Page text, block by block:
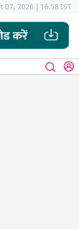
07, 2026 | 16:58 IST